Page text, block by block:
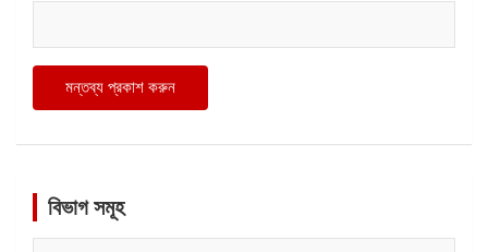
বিভাগ সমূহ